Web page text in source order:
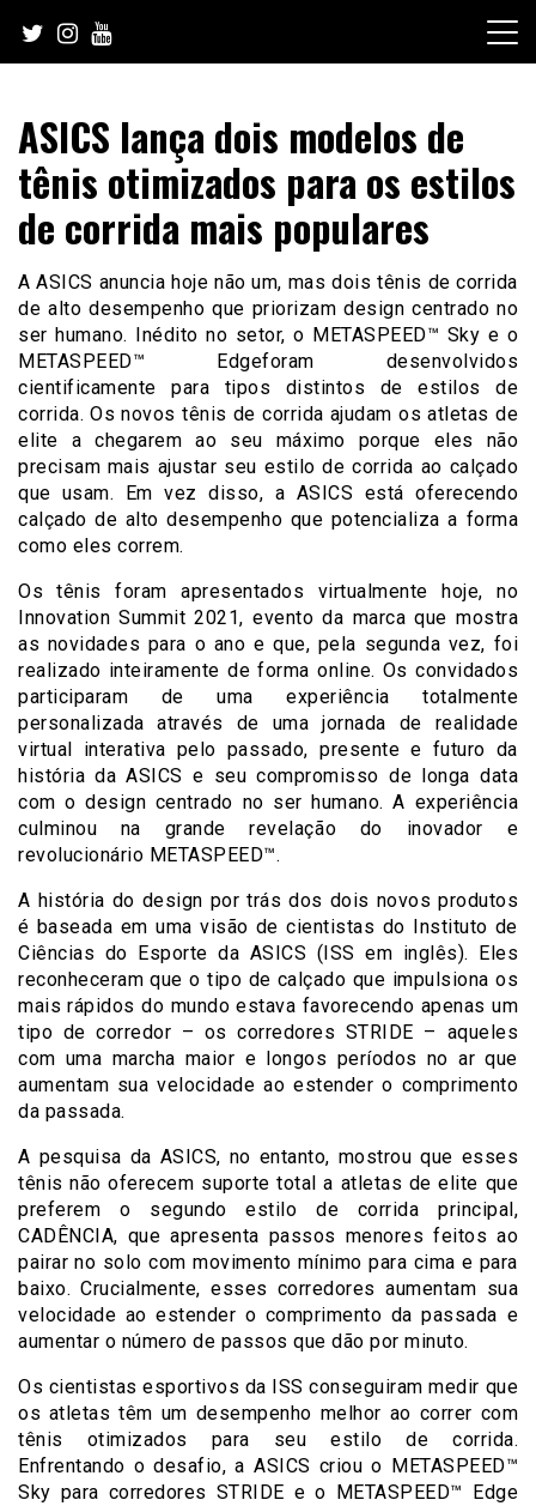
content
ASICS lança dois modelos de
tênis otimizados para os estilos
de corrida mais populares
A ASICS anuncia hoje não um, mas dois tênis de corrida
de alto desempenho que priorizam design centrado no
ser humano. Inédito no setor, o METASPEED™ Sky e o
METASPEED™ Edgeforam desenvolvidos
cientificamente para tipos distintos de estilos de
corrida. Os novos tênis de corrida ajudam os atletas de
elite a chegarem ao seu máximo porque eles não
precisam mais ajustar seu estilo de corrida ao calçado
que usam. Em vez disso, a ASICS está oferecendo
calçado de alto desempenho que potencializa a forma
como eles correm.
Os tênis foram apresentados virtualmente hoje, no
Innovation Summit 2021, evento da marca que mostra
as novidades para o ano e que, pela segunda vez, foi
realizado inteiramente de forma online. Os convidados
participaram de uma experiência totalmente
personalizada através de uma jornada de realidade
virtual interativa pelo passado, presente e futuro da
história da ASICS e seu compromisso de longa data
com o design centrado no ser humano. A experiência
culminou na grande revelação do inovador e
revolucionário METASPEED™.
A história do design por trás dos dois novos produtos
é baseada em uma visão de cientistas do Instituto de
Ciências do Esporte da ASICS (ISS em inglês). Eles
reconheceram que o tipo de calçado que impulsiona os
mais rápidos do mundo estava favorecendo apenas um
tipo de corredor – os corredores STRIDE – aqueles
com uma marcha maior e longos períodos no ar que
aumentam sua velocidade ao estender o comprimento
da passada.
A pesquisa da ASICS, no entanto, mostrou que esses
tênis não oferecem suporte total a atletas de elite que
preferem o segundo estilo de corrida principal,
CADÊNCIA, que apresenta passos menores feitos ao
pairar no solo com movimento mínimo para cima e para
baixo. Crucialmente, esses corredores aumentam sua
velocidade ao estender o comprimento da passada e
aumentar o número de passos que dão por minuto.
Os cientistas esportivos da ISS conseguiram medir que
os atletas têm um desempenho melhor ao correr com
tênis otimizados para seu estilo de corrida.
Enfrentando o desafio, a ASICS criou o METASPEED™
Sky para corredores STRIDE e o METASPEED™ Edge